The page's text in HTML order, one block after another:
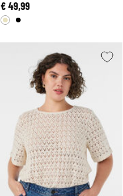
€ 49,99